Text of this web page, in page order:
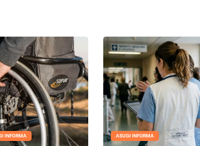
INFORMA ASUGI INFORMA